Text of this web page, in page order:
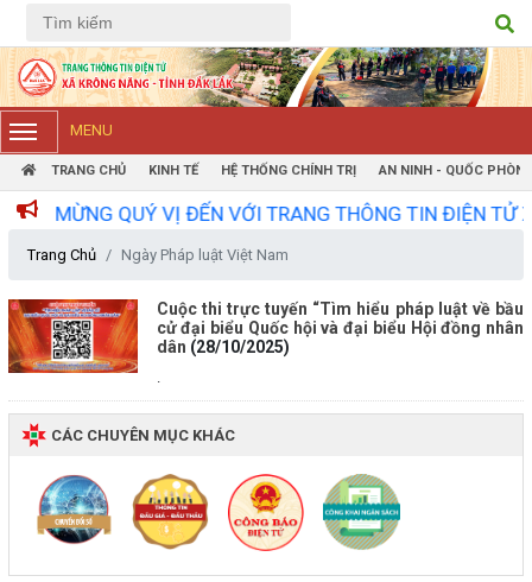
Tiếng Việt Tiếng Anh
MENU
TRANG CHỦ KINH TẾ HỆ THỐNG CHÍNH TRỊ AN NINH - QUỐC
MỪNG QUÝ VỊ ĐẾN VỚI TRANG THÔNG TIN ĐIỆN TỬ XÃ
Trang Chủ Ngày Pháp luật Việt Nam
Cuộc thi trực tuyến “Tìm hiểu pháp luật về bầu
cử đại biểu Quốc hội và đại biểu Hội đồng nhân
dân (28/10/2025)
.
CÁC CHUYÊN MỤC KHÁC